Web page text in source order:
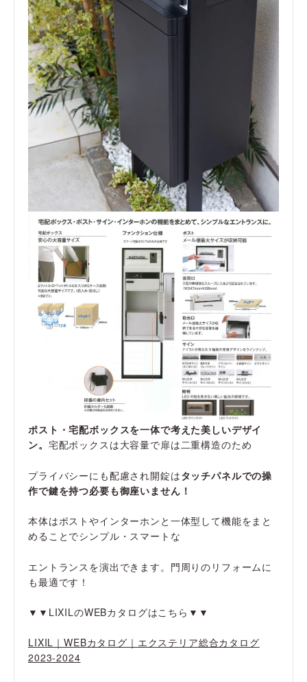
ポスト・宅配ボックスを一体で考えた美しいデザイ
ン。 宅配ボックスは大容量で扉は二重構造のため
プライバシーにも配慮され開錠はタッチパネルでの操
作で鍵を持つ必要も御座いません！
本体はポストやインターホンと一体型して機能をまと
めることでシンプル・スマートな
エントランスを演出できます。門周りのリフォームに
も最適です！
▼▼LIXILのWEBカタログはこちら▼▼
LIXIL｜WEBカタログ｜エクステリア総合カタログ
2023-2024